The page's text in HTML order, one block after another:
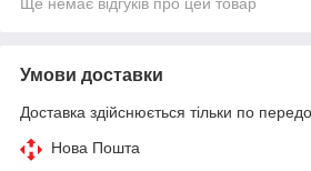
Умови доставки
Доставка здійснюється тільки по
Нова Пошта